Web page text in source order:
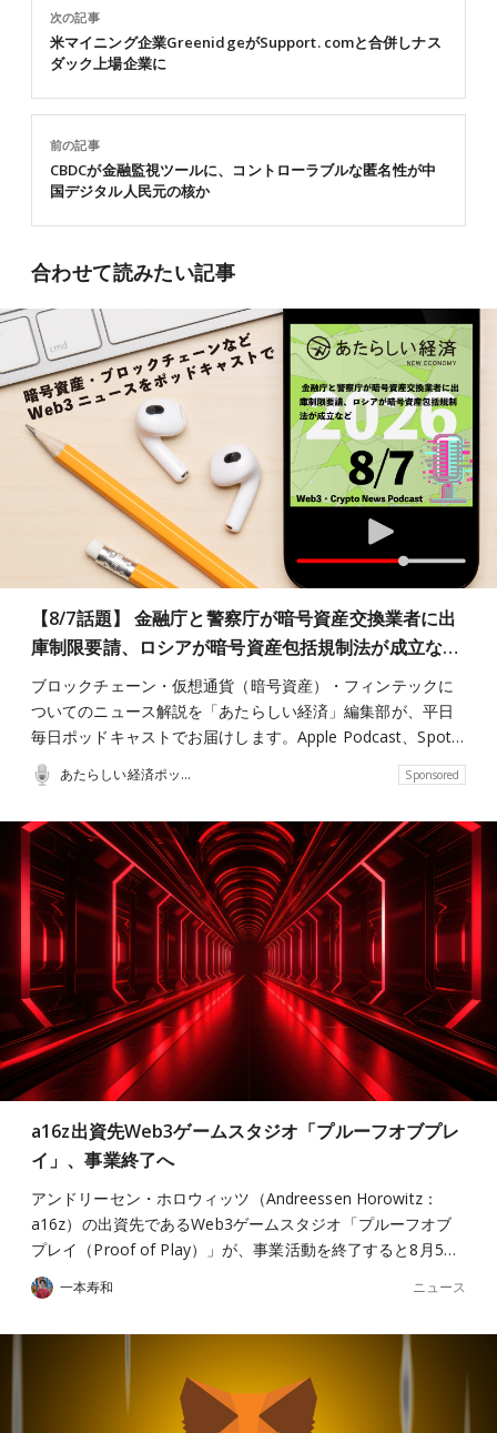
前の記事
CBDCが金融監視ツールに、コントローラブルな匿名性が中
国デジタル人民元の核か
次の記事
米マイニング企業GreenidgeがSupport. comと合併しナス
ダック上場企業に
合わせて読みたい記事
【8/7話題】 金融庁と警察庁が暗号資産交換業者に出
庫制限要請、ロシアが暗号資産包括規制法が成立な…
ブロックチェーン・仮想通貨（暗号資産）・フィンテックに
ついてのニュース解説を「あたらしい経済」編集部が、平日
毎日ポッドキャストでお届けします。Apple Podcast、Spot…
あたらしい経済ポッドキャスト Sponsored
a16z出資先Web3ゲームスタジオ「プルーフオブプレ
イ」、事業終了へ
アンドリーセン・ホロウィッツ（Andreessen Horowitz：
a16z）の出資先であるWeb3ゲームスタジオ「プルーフオブ
プレイ（Proof of Play）」が、事業活動を終了すると8月5…
一本寿和 ニュース